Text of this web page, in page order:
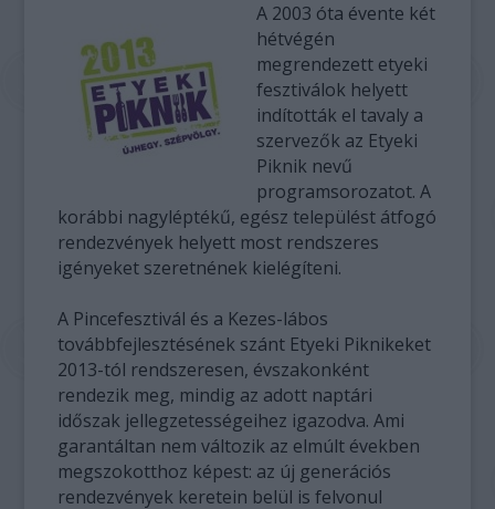
A 2003 óta évente két
hétvégén
megrendezett etyeki
fesztiválok helyett
indították el tavaly a
szervezők az Etyeki
Piknik nevű
programsorozatot. A
korábbi nagyléptékű, egész települést átfogó
rendezvények helyett most rendszeres
igényeket szeretnének kielégíteni.
A Pincefesztivál és a Kezes-lábos
továbbfejlesztésének szánt Etyeki Piknikeket
2013-tól rendszeresen, évszakonként
rendezik meg, mindig az adott naptári
időszak jellegzetességeihez igazodva. Ami
garantáltan nem változik az elmúlt években
megszokotthoz képest: az új generációs
rendezvények keretein belül is felvonul